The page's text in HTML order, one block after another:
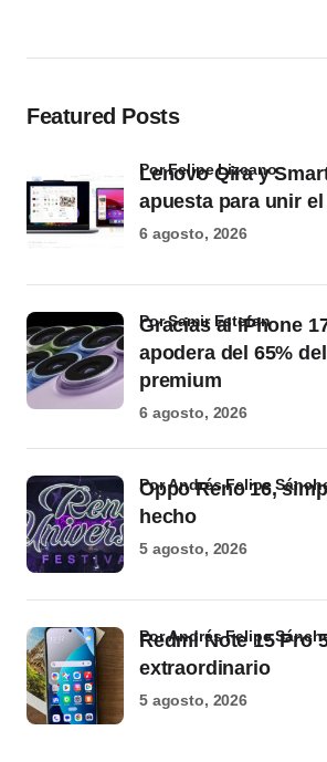
Featured Posts
Lenovo Qira y
apuesta para unir
por Felipe Lizcano
6 agosto, 2026
Gracias al iPhone
apodera del 65%
premium
por Samir Estefan
6 agosto, 2026
Oppo Reno 16,
hecho
por Andrés Felipe
5 agosto, 2026
Redmi Note 15 Pro
extraordinario
por Andrés Felipe
5 agosto, 2026